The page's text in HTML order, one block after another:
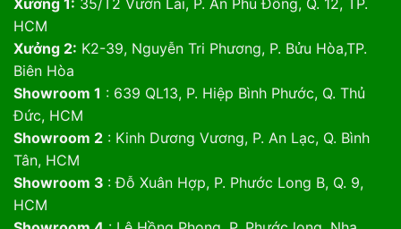
HCM
Xưởng 2: K2-39, Nguyễn Tri Phương, P. Bửu Hòa,TP.
Biên Hòa
Showroom 1 : 639 QL13, P. Hiệp Bình Phước, Q. Thủ
Đức, HCM
Showroom 2: Kinh Dương Vương, P. An Lạc, Q. Bình
Tân, HCM
Showroom 3 : Đỗ Xuân Hợp, P. Phước Long B, Q. 9,
HCM